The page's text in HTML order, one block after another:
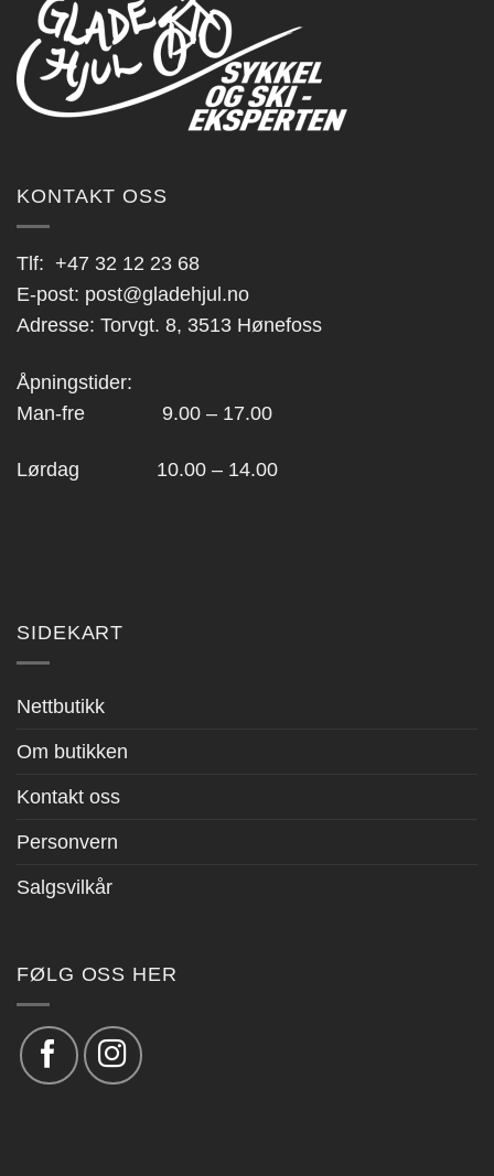
KONTAKT OSS
Tlf: +47 32 12 23 68
E-post: post@gladehjul.no
Adresse: Torvgt. 8, 3513 Hønefoss
Åpningstider:
Man-fre 9.00 – 17.00
Lørdag 10.00 – 14.00
SIDEKART
Nettbutikk
Om butikken
Kontakt oss
Personvern
Salgsvilkår
FØLG OSS HER